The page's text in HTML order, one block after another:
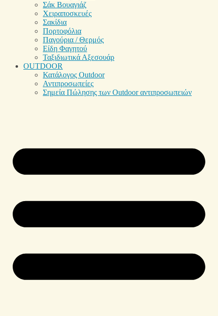
Σάκ Βουαγιάζ
Χειραποσκευές
Σακίδια
Πορτοφόλια
Παγούρια / Θερμός
Είδη Φαγητού
Ταξιδιωτικά Αξεσουάρ
OUTDOOR
Κατάλογος Outdoor
Αντιπροσωπείες
Σημεία Πώλησης των Outdoor αντιπροσωπειών